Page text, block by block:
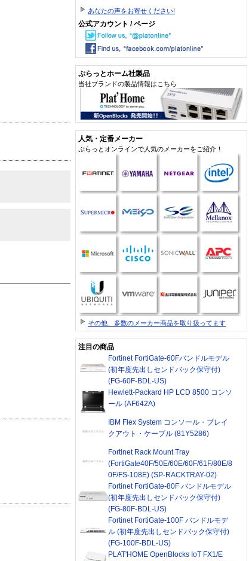
あなたの声をお寄せください!
公式アカウント / ページ
ぷらっとホーム社製品
当社ブランドの製品情報はこちら
人気・定番メーカー
ぷらっとオンラインで人気のメーカーをご紹介！
その他、多数のメーカー商品を取り扱ってます
注目の商品
Fortinet FortiGate-60Fバンドルモデル
(初年度先出しセンドバック保守付)
(FG-60F-BDL-US)
Hewlett-Packard HP LCD 8500 コンソ
ール (AF642A)
IBM Flex System コンソール・ブレイ
クアウト・ケーブル (81Y5286)
Fortinet Rack Mount Tray
(FortiGate40F/50E/60E/60F/61F/80E/8
0F/FS-108E) (SP-RACKTRAY-02)
Fortinet FortiGate-80F バンドルモデル
(初年度先出しセンドバック保守付)
(FG-80F-BDL-US)
Fortinet FortiGate-100F バンドルモデ
ル (初年度先出しセンドバック保守付)
(FG-100F-BDL-US)
PLAT'HOME OpenBlocks IoT FX1/E